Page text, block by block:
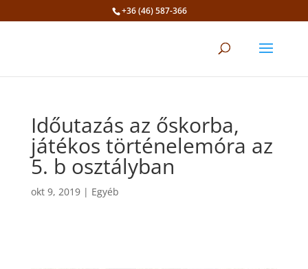
+36 (46) 587-366
Időutazás az őskorba,
játékos történelemóra az
5. b osztályban
okt 9, 2019| Egyéb